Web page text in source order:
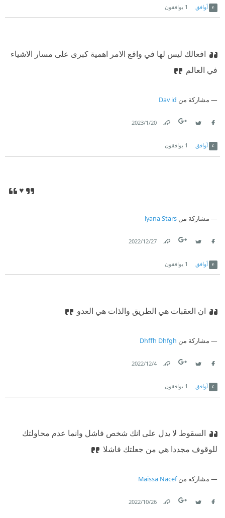
أوافق 1 يوافقون
افعالك ليس لها في واقع الامر اهمية كبرى على مسار الاشياء
في العالم
مشاركة من Dav id
20‏/1‏/2023
أوافق 1 يوافقون
♥
مشاركة من lyana Stars
27‏/12‏/2022
أوافق 1 يوافقون
ان العقبات هي الطريق والذات هي العدو
مشاركة من Dhffh Dhfgh
4‏/12‏/2022
أوافق 1 يوافقون
السقوط لا يدل على انك شخص فاشل وانما عدم محاولتك
للوقوف مجددا هي من جعلتك فاشلا
مشاركة منMaissa Nacef
26‏/10‏/2022